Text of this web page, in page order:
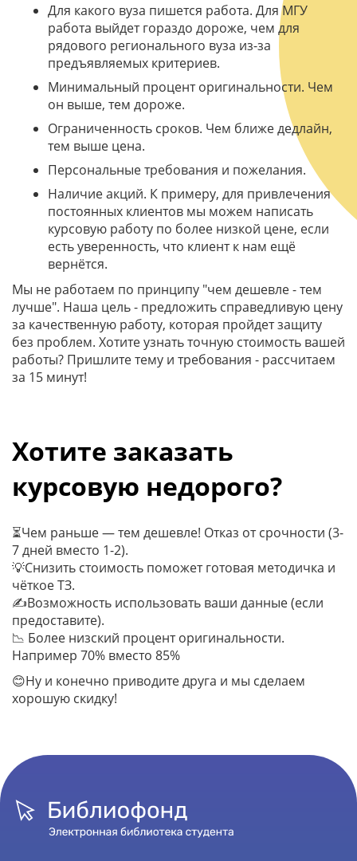
Для какого вуза пишется работа. Для МГУ
работа выйдет гораздо дороже, чем для
рядового регионального вуза из-за
предъявляемых критериев.
Минимальный процент оригинальности. Чем
он выше, тем дороже.
Ограниченность сроков. Чем ближе дедлайн,
тем выше цена.
Персональные требования и пожелания.
Наличие акций. К примеру, для привлечения
постоянных клиентов мы можем написать
курсовую работу по более низкой цене, если
есть уверенность, что клиент к нам ещё
вернётся.
Мы не работаем по принципу "чем дешевле - тем
лучше". Наша цель - предложить справедливую цену
за качественную работу, которая пройдет защиту
без проблем. Хотите узнать точную стоимость вашей
работы? Пришлите тему и требования - рассчитаем
за 15 минут!
Хотите заказать
курсовую недорого?
⏳Чем раньше — тем дешевле! Отказ от срочности (3-
7 дней вместо 1-2).
💡Cнизить стоимость поможет готовая методичка и
чёткое ТЗ.
✍Возможность использовать ваши данные (если
предоставите).
📉 Более низский процент оригинальности.
Например 70% вместо 85%
😊Ну и конечно приводите друга и мы сделаем
хорошую скидку!